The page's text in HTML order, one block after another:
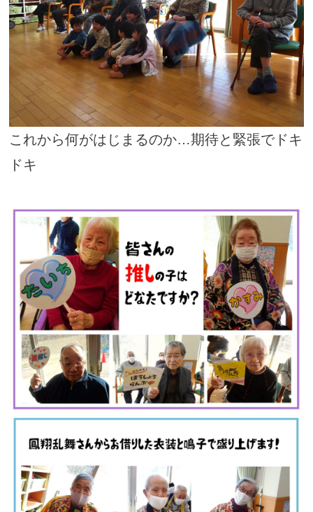
これから何がはじまるのか…期待と緊張でドキ
ドキ